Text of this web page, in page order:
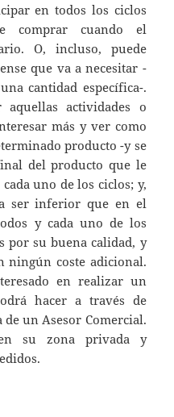
en todos los ciclos
comprar cuando el
O, incluso, puede
que va a necesitar -
cantidad específica-.
aquellas actividades o
más y ver como
producto -y se
del producto que le
uno de los ciclos; y,
ser inferior que en el
y cada uno de los
por su buena calidad, y
ningún coste adicional.
en realizar un
hacer a través de
un Asesor Comercial.
su zona privada y